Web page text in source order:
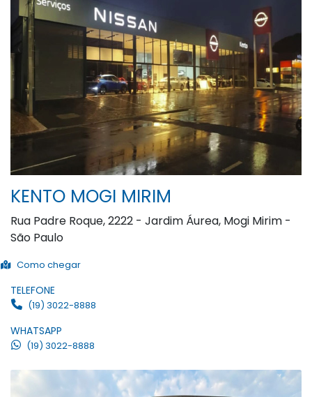
KENTO MOGI MIRIM
Rua Padre Roque, 2222 - Jardim Áurea, Mogi Mirim -
São Paulo
Como chegar
TELEFONE
(19) 3022-8888
WHATSAPP
(19) 3022-8888